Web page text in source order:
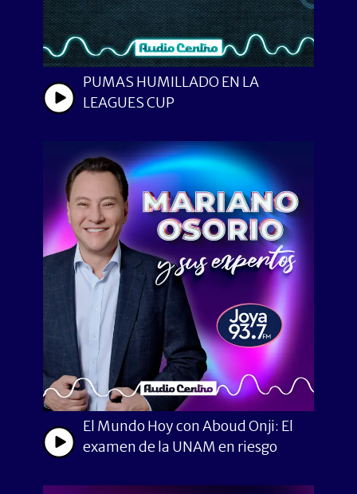
PUMAS HUMILLADO EN LA
LEAGUES CUP
El Mundo Hoy con Aboud Onji: El
examen de la UNAM en riesgo